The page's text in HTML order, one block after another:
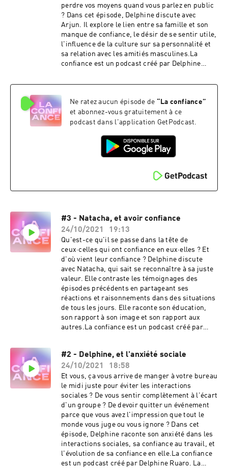
perdre vos moyens quand vous parlez en public
? Dans cet épisode, Delphine discute avec
Arjun. Il explore le lien entre sa famille et son
manque de confiance, le désir de se sentir utile,
l'influence de la culture sur sa personnalité et
sa relation avec les amitiés masculines.La
confiance est un podcast créé par Delphine
(Musicbed) et l'identité visuelle de Floriane
@laconfiancepodcast.
Ne ratez aucun épisode de “ La confiance”
et abonnez-vous gratuitement à ce
podcast dans l'application GetPodcast.
#3 - Natacha, et avoir confiance
24/10/2021
19:13
Qu'est-ce qu'il se passe dans la tête de
ceux·celles qui ont confiance en eux·elles ? Et
d'où vient leur confiance ? Delphine discute
avec Natacha, qui sait se reconnaître à sa juste
valeur. Elle contraste les témoignages des
épisodes précédents en partageant ses
réactions et raisonnements dans des situations
de tous les jours. Elle raconte son éducation,
son rapport à son image et son rapport aux
autres.La confiance est un podcast créé par
Rousselot.Retrouvez nous sur Instagram
@laconfiancepodcast.
#2 - Delphine, et l'anxiété sociale
24/10/2021
18:58
Et vous, ça vous arrive de manger à votre bureau
le midi juste pour éviter les interactions
sociales ? De vous sentir complètement à l'écart
d'un groupe ? De devoir quitter un événement
parce que vous avez l'impression que tout le
monde vous juge ou vous ignore ? Dans cet
épisode, Delphine raconte son anxiété dans les
interactions sociales, sa confiance au travail, et
l'évolution de sa confiance en elle.La confiance
est un podcast créé par Delphine Ruaro. La